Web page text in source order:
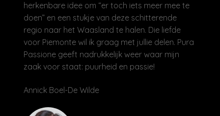
herkenbare idee om “er toch iets meer mee te
doen” en een stukje van deze schitterende
regio naar het Waasland te halen. Die liefde
voor Piemonte wil ik graag met jullie delen. Pura
Passione geeft nadrukkelijk weer waar mijn
zaak voor staat: puurheid en passie!
Annick Boel-De Wilde